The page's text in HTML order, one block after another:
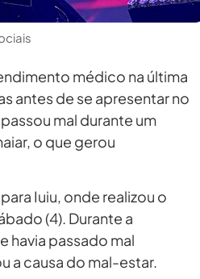
médico na última
antes de se apresentar no
mal durante um
o que gerou
Iuiu, onde realizou o
(4). Durante a
havia passado mal
a causa do mal-estar.